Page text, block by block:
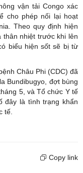
vận tải Congo xác
cho phép nối lại hoạt
Theo quy định hiện
thân nhiệt trước khi lên
biểu hiện sốt sẽ bị từ
Châu Phi (CDC) đã
Bundibugyo, đợt bùng
5, và Tổ chức Y tế
đây là tình trạng khẩn
tế.
Copy link